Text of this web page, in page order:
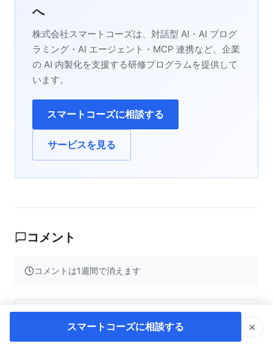
へ
株式会社スマートコーズは、対話型 AI・AI プログ
ラミング・AI エージェント・MCP 連携など、企業
の AI 内製化を支援する研修プログラムを提供して
います。
スマートコーズに相談する
サービスを見る
コメント
コメントは1週間で消えます
スマートコーズに相談する ×